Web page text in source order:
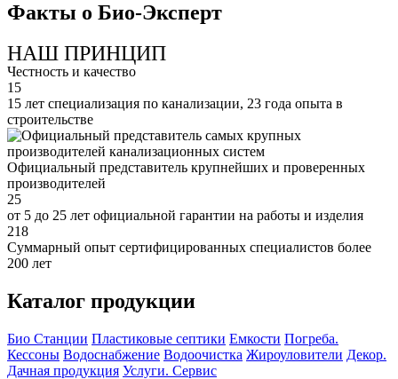
Факты о Био-Эксперт
НАШ ПРИНЦИП
Честность и качество
15
15 лет специализация по канализации, 23 года опыта в
строительстве
Официальный представитель крупнейших и проверенных
производителей
25
от 5 до 25 лет официальной гарантии на работы и изделия
218
Суммарный опыт сертифицированных специалистов более
200 лет
Каталог продукции
Био Станции Пластиковые септики Емкости Погреба.
Кессоны Водоснабжение Водоочистка Жироуловители Декор.
Дачная продукция Услуги. Сервис